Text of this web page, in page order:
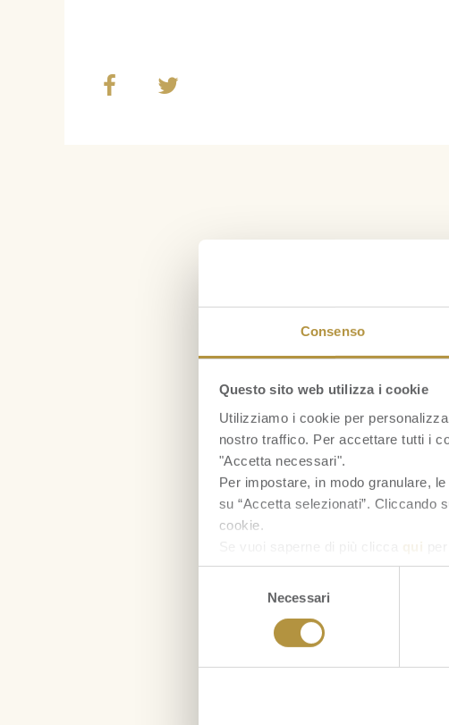
Consenso
Questo sito web utilizza i cookie
Utilizziamo i cookie per
nostro traffico. Per accettare tutti i
"Accetta necessari".
Per impostare, in modo granulare,
su “Accetta selezionati”. Cliccando
cookie.
qui
Necessari